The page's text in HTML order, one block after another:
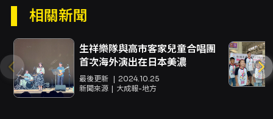
一舞台上呈現出的聲響差異與詮釋脈絡，對提升
民眾的合唱音樂欣賞經驗具有實質意義。
注意事項
購票與取票 - 網路購買：接受信用卡、Apple
Pay、Google Pay、ATM 轉帳等支付方式，需
先加入會員。若折扣方案註明「需使用文化幣折
抵」，該折扣僅限網路購買。 - 分銷點購買：接
相關新聞
生祥樂隊與高市客家兒童合唱團
首次海外演出在日本美濃
最後更新
2024.10.25
新聞來源
大成報-地方